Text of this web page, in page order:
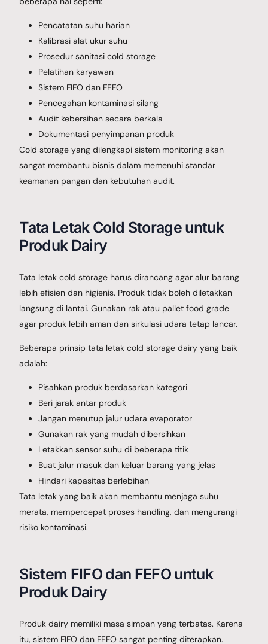
Pencatatan suhu harian
Kalibrasi alat ukur suhu
Prosedur sanitasi cold storage
Pelatihan karyawan
Sistem FIFO dan FEFO
Pencegahan kontaminasi silang
Audit kebersihan secara berkala
Dokumentasi penyimpanan produk
Cold storage yang dilengkapi sistem monitoring akan
sangat membantu bisnis dalam memenuhi standar
keamanan pangan dan kebutuhan audit.
Tata Letak Cold Storage untuk
Produk Dairy
Tata letak cold storage harus dirancang agar alur barang
lebih efisien dan higienis. Produk tidak boleh diletakkan
langsung di lantai. Gunakan rak atau pallet food grade
agar produk lebih aman dan sirkulasi udara tetap lancar.
Beberapa prinsip tata letak cold storage dairy yang baik
adalah:
Pisahkan produk berdasarkan kategori
Beri jarak antar produk
Jangan menutup jalur udara evaporator
Gunakan rak yang mudah dibersihkan
Letakkan sensor suhu di beberapa titik
Buat jalur masuk dan keluar barang yang jelas
Hindari kapasitas berlebihan
Tata letak yang baik akan membantu menjaga suhu
merata, mempercepat proses handling, dan mengurangi
risiko kontaminasi.
Sistem FIFO dan FEFO untuk
Produk Dairy
Produk dairy memiliki masa simpan yang terbatas. Karena
itu, sistem FIFO dan FEFO sangat penting diterapkan.